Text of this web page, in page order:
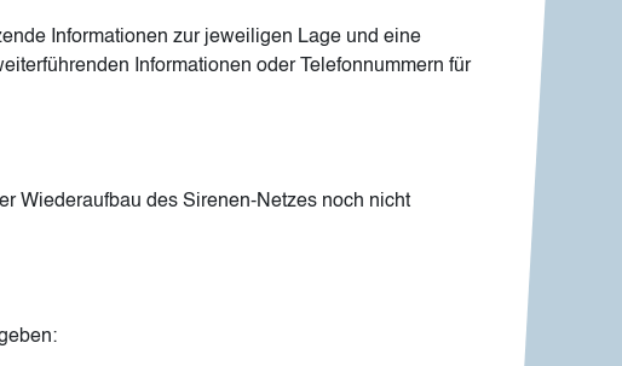
Informationen zur jeweiligen Lage und eine
Informationen oder Telefonnummern für
Wiederaufbau des Sirenen-Netzes noch nicht